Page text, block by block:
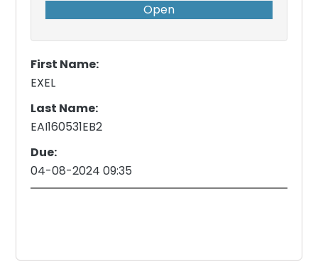
Open
First Name:
EXEL
Last Name:
EAI160531EB2
Due:
04-08-2024 09:35